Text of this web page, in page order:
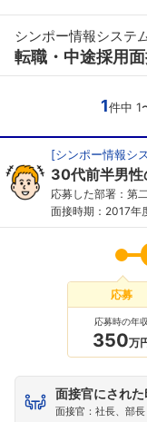
シンポー情報システ
転職・中途採用
1件中 1
[シンポー情報シ
30代前半男性
応募した部署：第
面接時期：2017年
応募
応募時の年収
350万
面接官にされ
面接官：社長、部長